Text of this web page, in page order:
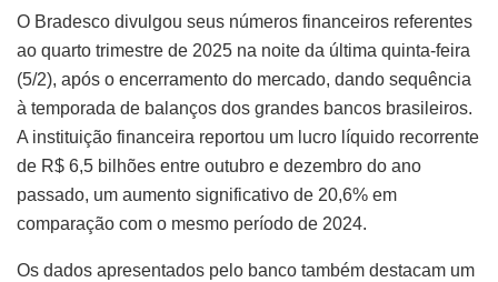
O Bradesco divulgou seus números financeiros referentes
ao quarto trimestre de 2025 na noite da última quinta-feira
(5/2), após o encerramento do mercado, dando sequência
à temporada de balanços dos grandes bancos brasileiros.
A instituição financeira reportou um lucro líquido recorrente
de R$ 6,5 bilhões entre outubro e dezembro do ano
passado, um aumento significativo de 20,6% em
comparação com o mesmo período de 2024.
Os dados apresentados pelo banco também destacam um